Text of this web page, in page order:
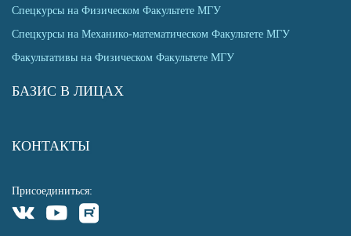
Спецкурсы на Физическом Факультете МГУ
Спецкурсы на Механико-математическом Факультете МГУ
Факультативы на Физическом Факультете МГУ
БАЗИС В ЛИЦАХ
КОНТАКТЫ
Присоединиться: